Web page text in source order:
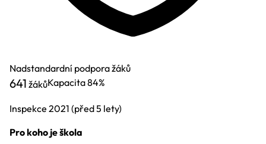
Nadstandardní podpora žáků
641 žákůKapacita84%
Inspekce 2021 (před 5 lety)
Pro koho je škola